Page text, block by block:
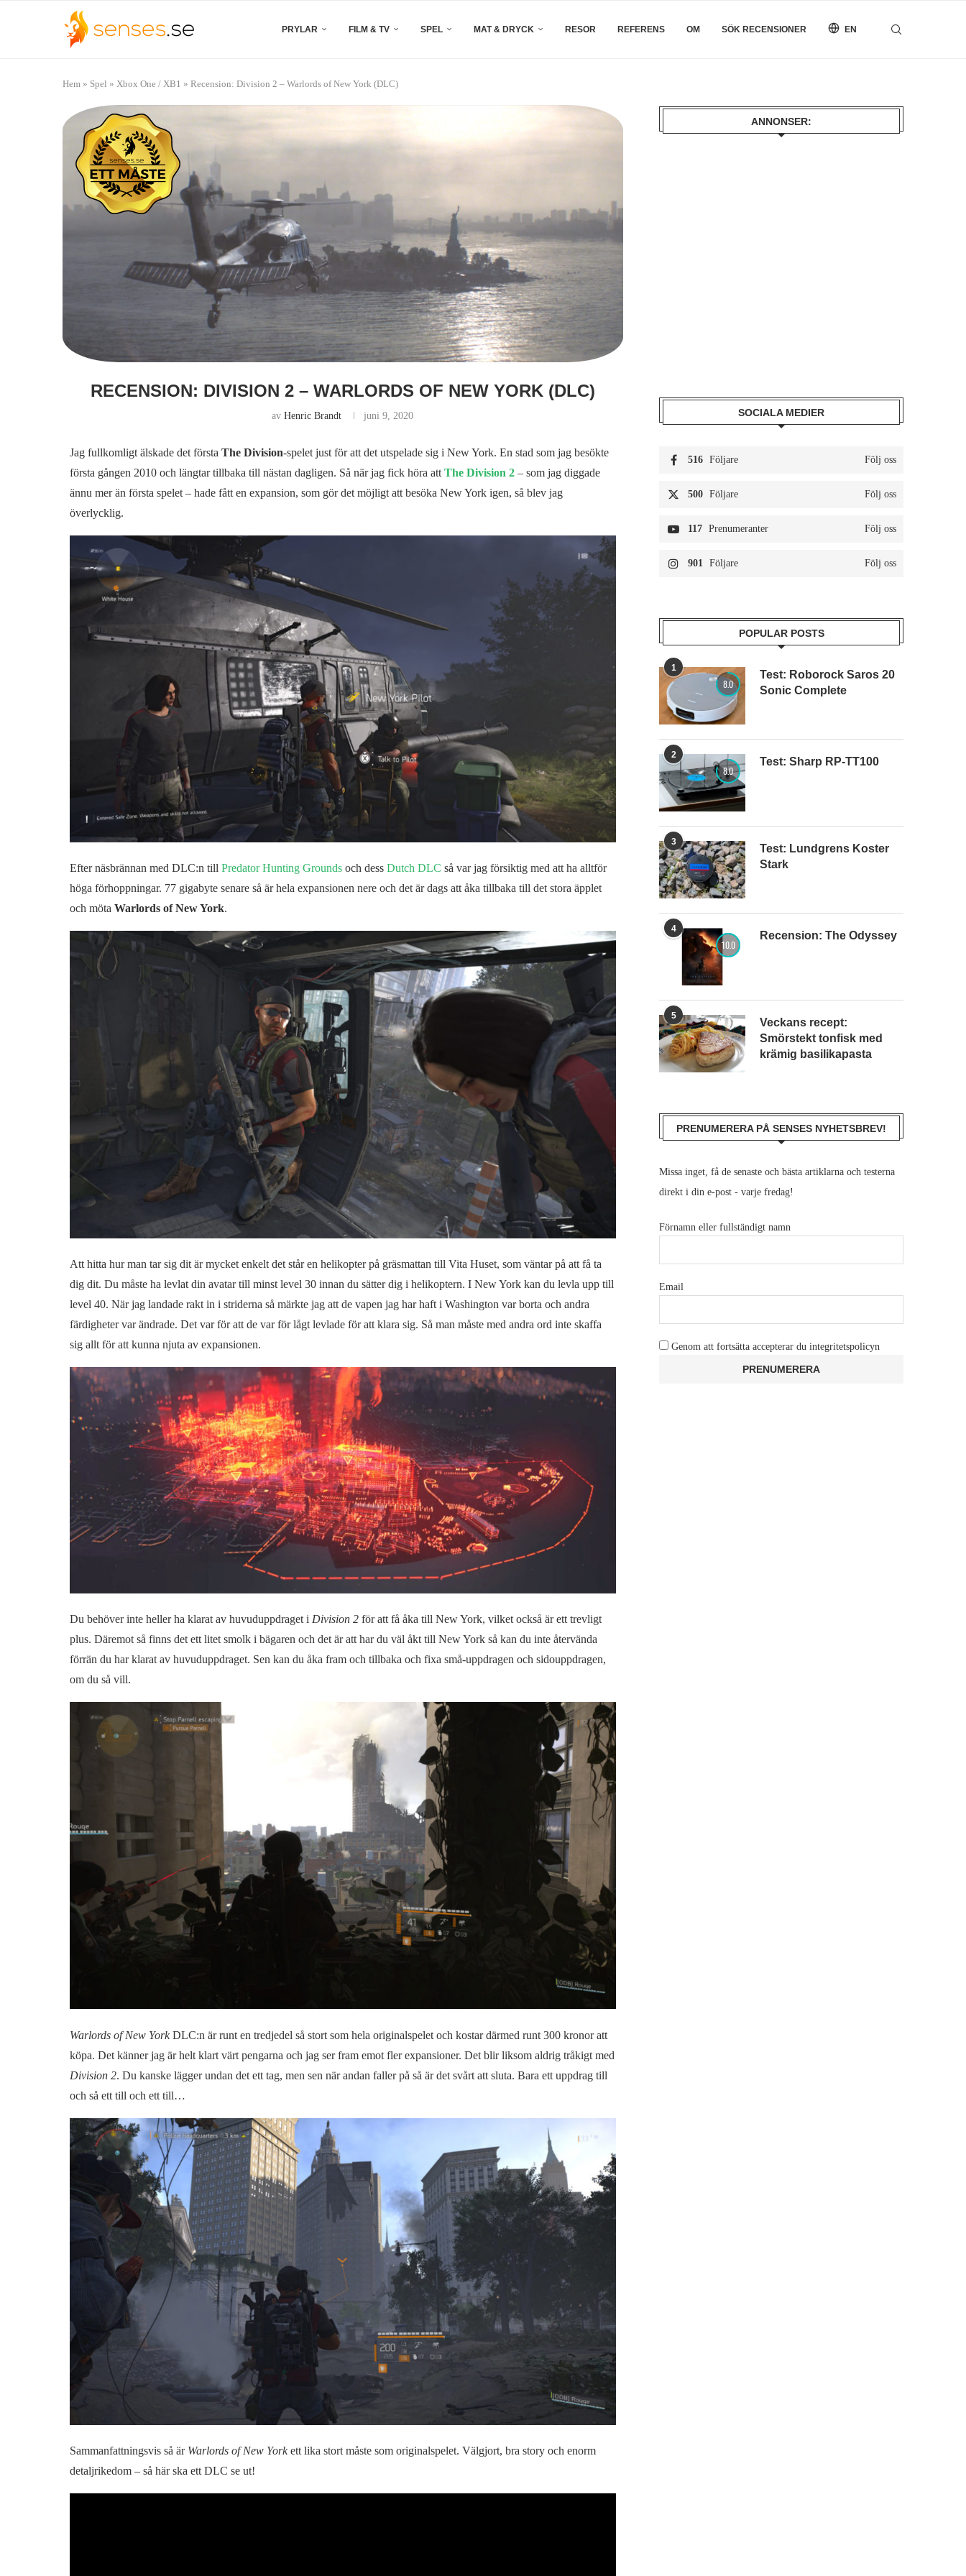
PRYLAR FILM & TV SPEL MAT & DRYCK RESOR REFERENS OM SÖK RECENSIONER EN
Hem » Spel » Xbox One / XB1 » Recension: Division 2 – Warlords of New York (DLC)
RECENSION: DIVISION 2 – WARLORDS OF NEW YORK (DLC)
avHenric Brandt juni 9, 2020
Jag fullkomligt älskade det första The Division-spelet just för att det utspelade sig i New York. En stad som jag besökte
första gången 2010 och längtar tillbaka till nästan dagligen. Så när jag fick höra att The Division 2– som jag diggade
ännu mer än första spelet – hade fått en expansion, som gör det möjligt att besöka New York igen, så blev jag
överlycklig.
Efter näsbrännan med DLC:n till Predator Hunting Groundsoch dess Dutch DLC så var jag försiktig med att ha alltför
höga förhoppningar. 77 gigabyte senare så är hela expansionen nere och det är dags att åka tillbaka till det stora äpplet
och möta Warlords of New York.
Att hitta hur man tar sig dit är mycket enkelt det står en helikopter på gräsmattan till Vita Huset, som väntar på att få ta
dig dit. Du måste ha levlat din avatar till minst level 30 innan du sätter dig i helikoptern. I New York kan du levla upp till
level 40. När jag landade rakt in i striderna så märkte jag att de vapen jag har haft i Washington var borta och andra
färdigheter var ändrade. Det var för att de var för lågt levlade för att klara sig. Så man måste med andra ord inte skaffa
sig allt för att kunna njuta av expansionen.
Du behöver inte heller ha klarat av huvuduppdraget i Division 2för att få åka till New York, vilket också är ett trevligt
plus. Däremot så finns det ett litet smolk i bägaren och det är att har du väl åkt till New York så kan du inte återvända
förrän du har klarat av huvuduppdraget. Sen kan du åka fram och tillbaka och fixa små-uppdragen och sidouppdragen,
om du så vill.
Warlords of New YorkDLC:n är runt en tredjedel så stort som hela originalspelet och kostar därmed runt 300 kronor att
köpa. Det känner jag är helt klart värt pengarna och jag ser fram emot fler expansioner. Det blir liksom aldrig tråkigt med
Division 2. Du kanske lägger undan det ett tag, men sen när andan faller på så är det svårt att sluta. Bara ett uppdrag till
och så ett till och ett till…
Sammanfattningsvis så är Warlords of New Yorkett lika stort måste som originalspelet. Välgjort, bra story och enorm
detaljrikedom – så här ska ett DLC se ut!
ANNONSER:
SOCIALA MEDIER
516 Följare Följ oss
500 Följare Följ oss
117 Prenumeranter Följ oss
901 Följare Följ oss
POPULAR POSTS
1
8.0
Test: Roborock Saros 20
Sonic Complete
2
8.0
Test: Sharp RP-TT100
3
Test: Lundgrens Koster
Stark
4
10.0
Recension: The Odyssey
5
Veckans recept:
Smörstekt tonfisk med
krämig basilikapasta
PRENUMERERA PÅ SENSES NYHETSBREV!
Missa inget, få de senaste och bästa artiklarna och testerna
direkt i din e-post - varje fredag!
Förnamn eller fullständigt namn
Email
Genom att fortsätta accepterar du integritetspolicyn